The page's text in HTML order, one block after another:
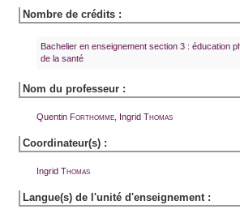
Nombre de crédits :
Bachelier en enseignement section 3 : éducation
de la santé
Nom du professeur :
Quentin Forthomme Ingrid Thomas
Coordinateur(s) :
Ingrid Thomas
Langue(s) de l'unité d'enseignement :